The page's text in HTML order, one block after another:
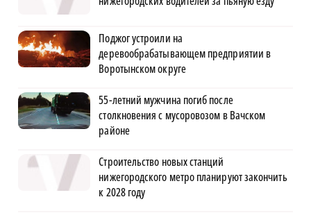
Поджог устроили на
деревообрабатывающем предприятии в
Воротынском округе
55-летний мужчина погиб после
столкновения с мусоровозом в Вачском
районе
Строительство новых станций
нижегородского метро планируют закончить
к 2028 году